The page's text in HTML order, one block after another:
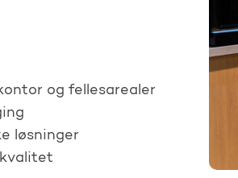
og fellesarealer
løsninger